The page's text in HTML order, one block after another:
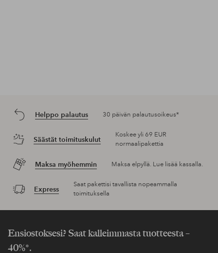
Helppo palautus 30 päivän palautusoikeus*
Säästät toimituskulut
Koskee yli 69 EUR
normaalipakettia
Maksa myöhemmin Maksa elpyllä. Lue lisää kassalla.
Express
Saat pakettisi tavallista nopeammalla
toimituksella
Ensiostoksesi? Saat kalleimmasta tuotteesta –
40%*.